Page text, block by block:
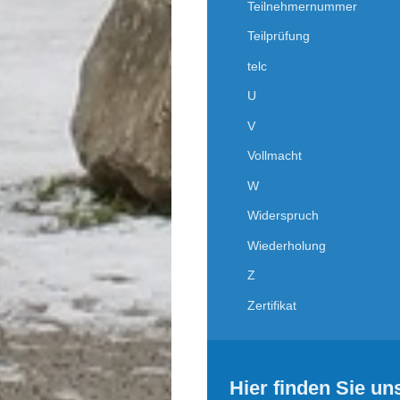
Teilnehmernummer
Teilprüfung
telc
U
V
Vollmacht
W
Widerspruch
Wiederholung
Z
Zertifikat
Hier finden Sie